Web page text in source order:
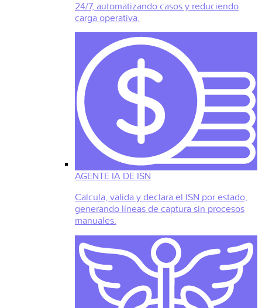
24/7, automatizando casos y reduciendo
carga operativa.
AGENTE IA DE ISN
Calcula, valida y declara el ISN por estado,
generando líneas de captura sin procesos
manuales.